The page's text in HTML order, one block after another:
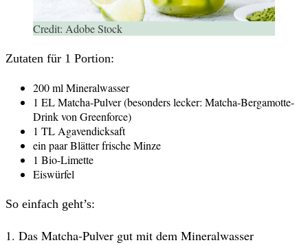
Credit: Adobe Stock
Zutaten für 1 Portion:
200 ml Mineralwasser
1 EL Matcha-Pulver (besonders lecker: Matcha-Bergamotte-
Drink von Greenforce)
1 TL Agavendicksaft
ein paar Blätter frische Minze
1 Bio-Limette
Eiswürfel
So einfach geht’s:
1. Das Matcha-Pulver gut mit dem Mineralwasser